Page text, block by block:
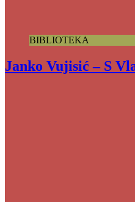
BIBLIOTEKA
Janko Vujisić – S